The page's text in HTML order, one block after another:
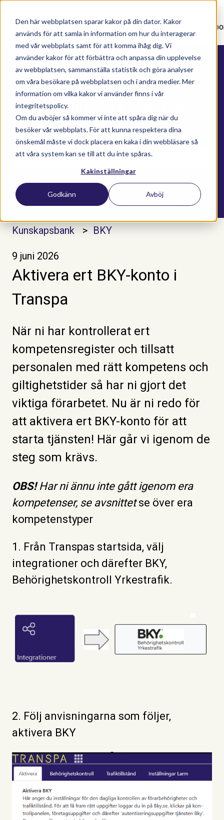
Den här webbplatsen sparar kakor på din dator. Kakor
används för att samla in information om hur du interagerar
med vår webbplats samt för att komma ihåg dig. Vi
använder kakor för att förbättra och anpassa din upplevelse
av webbplatsen, sammanställa statistik och göra analyser
om våra besökare på webbplatsen och i andra medier. Mer
information om vilka kakor vi använder finns i vår
integritetspolicy.
Om du avböjer så kommer vi inte att spåra dig när du
besöker vår webbplats. För att kunna respektera dina
önskemål måste vi dock placera en kaka i din webbläsare så
att våra system kan se till att du inte spåras.
Kakinställningar
Godkänn Avböj
Nyhetsartiklar Utbildningar Supportavtal
Här kan du söka bland alla
våra kunskapsartiklar
Det finns inga förslag eftersom sökfältet är
Kunskapsbank BKY
9 juni 2026
Aktivera ert BKY-konto i
Transpa
När ni har kontrollerat ert
kompetensregister och tillsatt
personalen med rätt kompetens och
giltighetstider så har ni gjort det
viktiga förarbetet. Nu är ni redo för
att aktivera ert BKY-konto för att
starta tjänsten! Här går vi igenom de
steg som krävs.
OBS!Har ni ännu inte gått igenom era
kompetenser, se avsnittetse över era
kompetenstyper
1. Från Transpas startsida, välj
integrationer och därefter BKY,
Behörighetskontroll Yrkestrafik.
2. Följ anvisningarna som följer,
aktivera BKY